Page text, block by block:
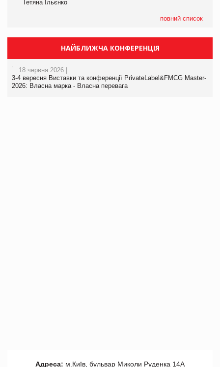
Тетяна Ільєнко
повний список
НАЙБЛИЖЧА КОНФЕРЕНЦІЯ
18 червня 2026 |
3-4 вересня Виставки та конференції PrivateLabel&FMCG Master-
2026: Власна марка - Власна перевага
Адреса: м.Київ, бульвар Миколи Руденка 14А